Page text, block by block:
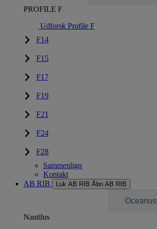
PROFILE F
Udforsk Profile F
F14
F15
F17
F19
F21
F24
F28
Sammenlign
Kontakt
AB RIB
Luk AB RIB Åbn AB RIB
Oceanus
Nautilus